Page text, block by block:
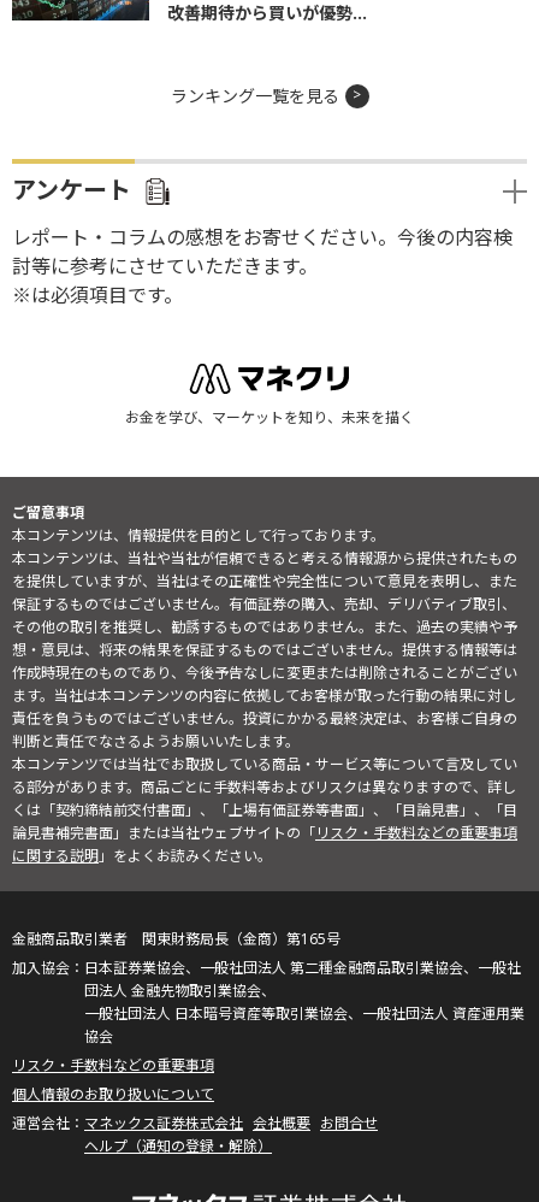
改善期待から買いが優勢...
ランキング一覧を見る
アンケート
レポート・コラムの感想をお寄せください。今後の内容検
討等に参考にさせていただきます。
※は必須項目です。
お金を学び、マーケットを知り、未来を描く
ご留意事項
本コンテンツは、情報提供を目的として行っております。
本コンテンツは、当社や当社が信頼できると考える情報源から提供されたもの
を提供していますが、当社はその正確性や完全性について意見を表明し、また
保証するものではございません。有価証券の購入、売却、デリバティブ取引、
その他の取引を推奨し、勧誘するものではありません。また、過去の実績や予
想・意見は、将来の結果を保証するものではございません。提供する情報等は
作成時現在のものであり、今後予告なしに変更または削除されることがござい
ます。当社は本コンテンツの内容に依拠してお客様が取った行動の結果に対し
責任を負うものではございません。投資にかかる最終決定は、お客様ご自身の
判断と責任でなさるようお願いいたします。
本コンテンツでは当社でお取扱している商品・サービス等について言及してい
る部分があります。商品ごとに手数料等およびリスクは異なりますので、詳し
くは「契約締結前交付書面」、「上場有価証券等書面」、「目論見書」、「目
論見書補完書面」または当社ウェブサイトの「リスク・手数料などの重要事項
に関する説明」をよくお読みください。
金融商品取引業者 関東財務局長（金商）第165号
日本証券業協会、一般社団法人 第二種金融商品取引業協会、一般社
団法人 金融先物取引業協会、
一般社団法人 日本暗号資産等取引業協会、一般社団法人 資産運用業
協会
リスク・手数料などの重要事項
個人情報のお取り扱いについて
マネックス証券株式会社 会社概要 お問合せ
ヘルプ（通知の登録・解除）